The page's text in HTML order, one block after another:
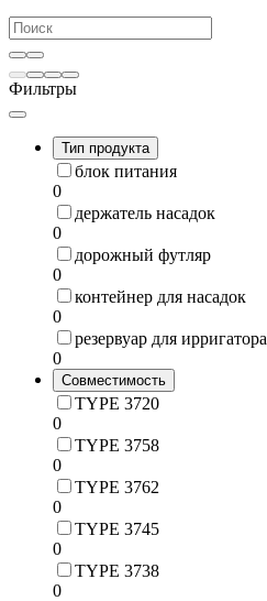
Фильтры
Тип продукта
блок питания
0
держатель насадок
0
дорожный футляр
0
контейнер для насадок
0
резервуар для ирригатора
0
Совместимость
TYPE 3720
0
TYPE 3758
0
TYPE 3762
0
TYPE 3745
0
TYPE 3738
0